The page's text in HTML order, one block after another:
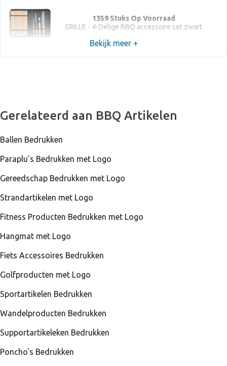
1359 Stuks Op Voorraad
GRILLE - 4-Delige BBQ accessoire set zwart
Bekijk meer +
Gerelateerd aan BBQ Artikelen
Ballen Bedrukken
Paraplu's Bedrukken met Logo
Gereedschap Bedrukken met Logo
Strandartikelen met Logo
Fitness Producten Bedrukken met Logo
Hangmat met Logo
Fiets Accessoires Bedrukken
Golfproducten met Logo
Sportartikelen Bedrukken
Wandelproducten Bedrukken
Supportartikeleken Bedrukken
Poncho's Bedrukken